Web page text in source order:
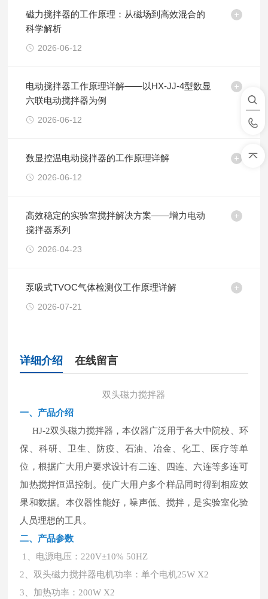
磁力搅拌器的工作原理：从磁场到高效混合的
科学解析
2026-06-12
电动搅拌器工作原理详解——以HX-JJ-4型数显
六联电动搅拌器为例
2026-06-12
数显控温电动搅拌器的工作原理详解
2026-06-12
高效稳定的实验室搅拌解决方案——增力电动
搅拌器系列
2026-04-23
泵吸式TVOC气体检测仪工作原理详解
2026-07-21
详细介绍 在线留言
双头磁力搅拌器
一、 产品介绍
HJ-2双头磁力搅拌器，本仪器广泛用于各大中院校、环
保、科研、卫生、防疫、石油、冶金、化工、医疗等单
位，根据广大用户要求设计有二连、四连、六连等多连可
加热搅拌恒温控制。使广大用户多个样品同时得到相应效
果和数据。本仪器性能好，噪声低、搅拌，是实验室化验
人员理想的工具。
二、 产品参数
1、电源电压：220V±10% 50HZ
2、双头磁力搅拌器电机功率：单个电机25W X2
3、加热功率：200W X2